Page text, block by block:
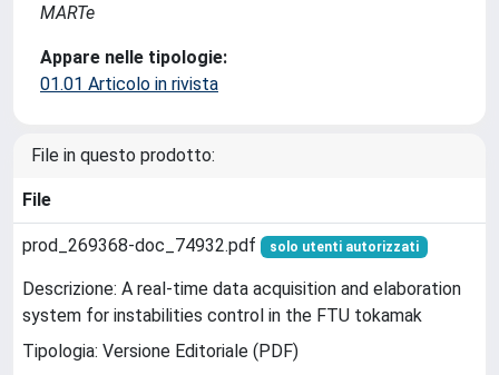
MARTe
Appare nelle tipologie:
01.01 Articolo in rivista
File in questo prodotto:
File
prod_269368-doc_74932.pdf solo utenti autorizzati
Descrizione: A real-time data acquisition and elaboration
system for instabilities control in the FTU tokamak
Tipologia: Versione Editoriale (PDF)